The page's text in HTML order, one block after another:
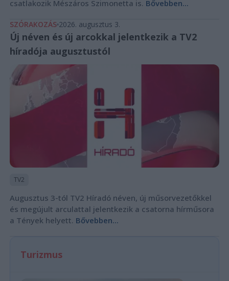
csatlakozik Mészáros Szimonetta is. Bővebben...
SZÓRAKOZÁS 2026. augusztus 3.
Új néven és új arcokkal jelentkezik a TV2
híradója augusztustól
TV2
Augusztus 3-tól TV2 Híradó néven, új műsorvezetőkkel
és megújult arculattal jelentkezik a csatorna hírműsora
a Tények helyett. Bővebben...
Turizmus